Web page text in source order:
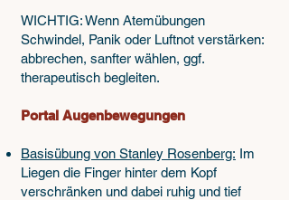
WICHTIG: Wenn Atemübungen
Schwindel, Panik oder Luftnot verstärken:
abbrechen, sanfter wählen, ggf.
therapeutisch begleiten.
Portal Augenbewegungen
Basisübung von Stanley Rosenberg: Im
Liegen die Finger hinter dem Kopf
verschränken und dabei ruhig und tief